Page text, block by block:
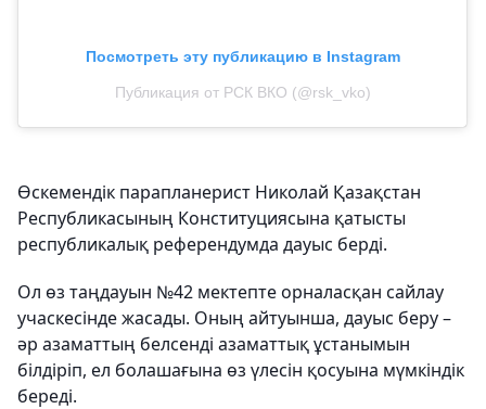
Посмотреть эту публикацию в Instagram
Публикация от РСК ВКО (@rsk_vko)
Өскемендік парапланерист Николай Қазақстан
Республикасының Конституциясына қатысты
республикалық референдумда дауыс берді.
Ол өз таңдауын №42 мектепте орналасқан сайлау
учаскесінде жасады. Оның айтуынша, дауыс беру –
әр азаматтың белсенді азаматтық ұстанымын
білдіріп, ел болашағына өз үлесін қосуына мүмкіндік
береді.